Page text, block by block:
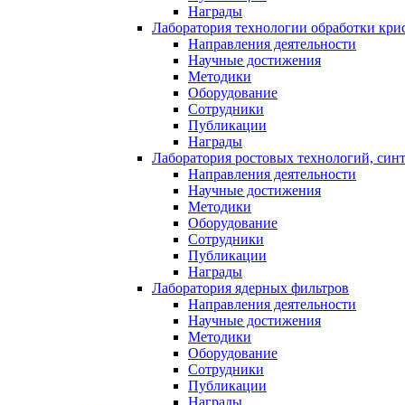
Награды
Лаборатория технологии обработки
Направления деятельности
Научные достижения
Методики
Оборудование
Сотрудники
Публикации
Награды
Лаборатория ростовых технологий,
Направления деятельности
Научные достижения
Методики
Оборудование
Сотрудники
Публикации
Награды
Лаборатория ядерных фильтров
Направления деятельности
Научные достижения
Методики
Оборудование
Сотрудники
Публикации
Награды